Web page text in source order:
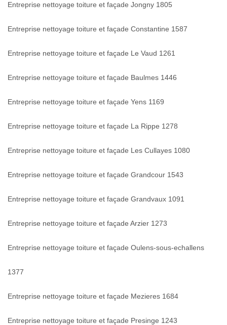
Entreprise nettoyage toiture et façade Jongny 1805
Entreprise nettoyage toiture et façade Constantine 1587
Entreprise nettoyage toiture et façade Le Vaud 1261
Entreprise nettoyage toiture et façade Baulmes 1446
Entreprise nettoyage toiture et façade Yens 1169
Entreprise nettoyage toiture et façade La Rippe 1278
Entreprise nettoyage toiture et façade Les Cullayes 1080
Entreprise nettoyage toiture et façade Grandcour 1543
Entreprise nettoyage toiture et façade Grandvaux 1091
Entreprise nettoyage toiture et façade Arzier 1273
Entreprise nettoyage toiture et façade Oulens-sous-echallens
1377
Entreprise nettoyage toiture et façade Mezieres 1684
Entreprise nettoyage toiture et façade Presinge 1243